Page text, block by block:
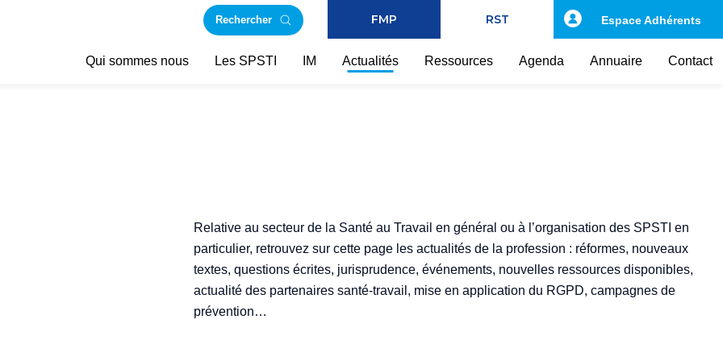
Rechercher FMP RST
Qui sommes nous Les SPSTI IM Actualités Ressources Agenda Annuaire Contact
Espace Adhérents
Relative au secteur de la Santé au Travail en général ou à l’organisation des SPSTI en
particulier, retrouvez sur cette page les actualités de la profession : réformes, nouveaux
textes, questions écrites, jurisprudence, événements, nouvelles ressources disponibles,
actualité des partenaires santé-travail, mise en application du RGPD, campagnes de
prévention…